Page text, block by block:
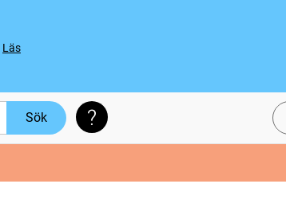
Läs
Sök Söktips